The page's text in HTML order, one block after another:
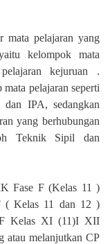
mata pelajaran yang
kelompok mata
kejuruan .
pelajaran seperti
dan IPA, sedangkan
yang berhubungan
Teknik Sipil dan
Fase F (Kelas 11 )
( Kelas 11 dan 12 )
F Kelas XI (11)I XII
atau melanjutkan CP